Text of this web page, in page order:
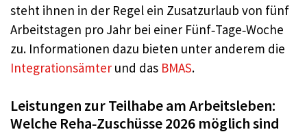
steht ihnen in der Regel ein Zusatzurlaub von fünf
Arbeitstagen pro Jahr bei einer Fünf‑Tage‑Woche
zu. Informationen dazu bieten unter anderem die
Integrationsämter und das BMAS.
Leistungen zur Teilhabe am Arbeitsleben:
Welche Reha‑Zuschüsse 2026 möglich sind